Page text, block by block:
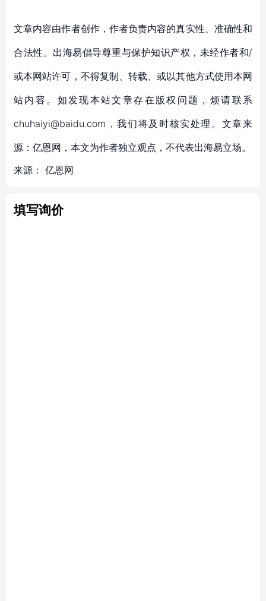
文章内容由作者创作，作者负责内容的真实性、准确性和
合法性。出海易倡导尊重与保护知识产权，未经作者和/
或本网站许可，不得复制、转载、或以其他方式使用本网
站内容。如发现本站文章存在版权问题，烦请联系
chuhaiyi@baidu.com，我们将及时核实处理。文章来
源：亿恩网，本文为作者独立观点，不代表出海易立场。
来源： 亿恩网
填写询价